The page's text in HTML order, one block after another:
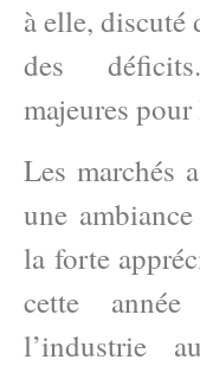
à elle, discuté
des
majeures
Les marchés
une
la forte
cette
l’industrie